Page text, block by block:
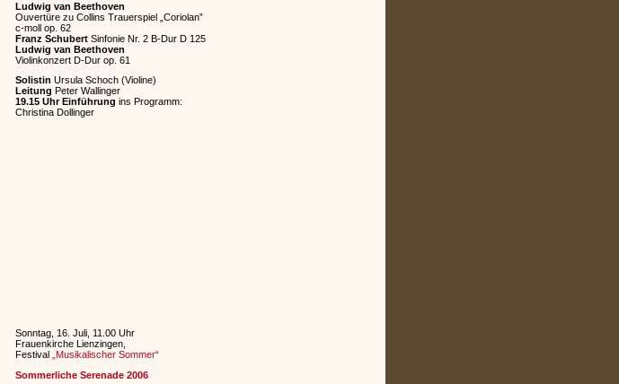
Ludwig van Beethoven
Ouvertüre zu Collins Trauerspiel „Coriolan”
c-moll op. 62
Franz SchubertSinfonie Nr. 2 B-Dur D 125
Ludwig van Beethoven
Violinkonzert D-Dur op. 61
Solistin Ursula Schoch (Violine)
Leitung Peter Wallinger
19.15 Uhr Einführung ins Programm:
Christina Dollinger
Sonntag, 16. Juli, 11.00 Uhr
Frauenkirche Lienzingen,
Festival „Musikalischer Sommer“
Sommerliche Serenade 2006